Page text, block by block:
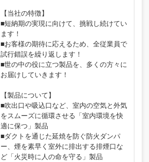
【当社の特徴】
■短納期の実現に向けて、挑戦し続けてい
ます！
■お客様の期待に応えるため、全従業員で
試行錯誤を繰り返します！
■世の中の役に立つ製品を、多くの方々に
お届けしていきます！
【製品について】
■吹出口や吸込口など、室内の空気と外気
をスムーズに循環させる「室内環境を快
適に保つ」製品
■ダクトを通じた延焼を防ぐ防火ダンパ
ー、煙を素早く室外に排出する排煙口な
ど「火災時に人の命を守る」製品